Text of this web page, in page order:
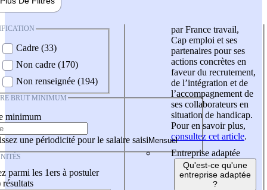
Cadre (33)
Non cadre (170)
Non renseignée (194)
BRUT MINIMUM
minimum
une périodicité pour le salaire saisi
parmi les 1ers à postuler
résultats
par France travail,
Cap emploi et ses
partenaires pour ses
actions concrètes en
faveur du recrutement,
de l’intégration et de
l’accompagnement de
ses collaborateurs en
situation de handicap.
Pour en savoir plus,
consultez cet article.
Entreprise adaptée
Qu'est-ce qu'une
entreprise adaptée
?